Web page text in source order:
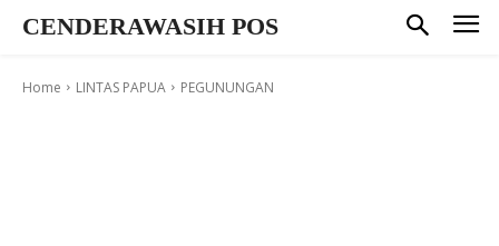
CENDERAWASIH POS
Home LINTAS PAPUA PEGUNUNGAN